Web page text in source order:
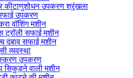
कीटाणुशोधन उपकरण श्रृंखला
उपकरण
वॉशिंग मशीन
ट्रॉली सफाई मशीन
दबाव सफाई मशीन
व्यवस्था
उपकरण
सिकुड़ने वाली मशीन